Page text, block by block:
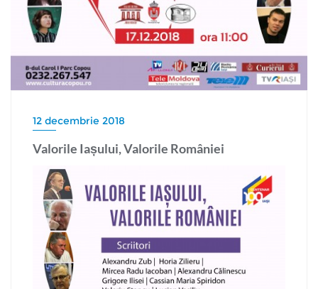
12 decembrie 2018
Valorile Iașului, Valorile României